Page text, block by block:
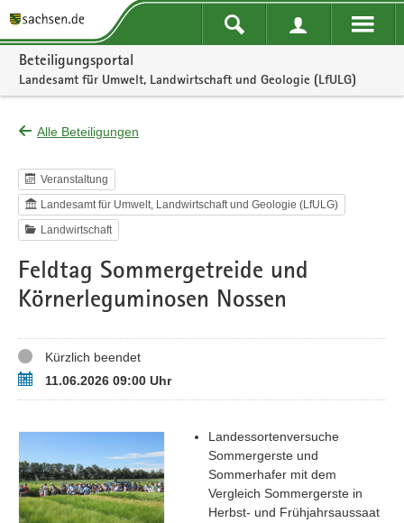
Portalnavigation
Beteiligungsportal
Landesamt für Umwelt, Landwirtschaft und Geologie (LfULG)
Alle Beteiligungen
Veranstaltung
Landesamt für Umwelt, Landwirtschaft und Geologie (LfULG)
Landwirtschaft
Feldtag Sommergetreide und
Körnerleguminosen Nossen
StatusKürzlich beendet
Termin11.06.2026 09:00 Uhr
Landessortenversuche
Sommergerste und
Sommerhafer mit dem
Vergleich Sommergerste in
Herbst- und Frühjahrsaussaat